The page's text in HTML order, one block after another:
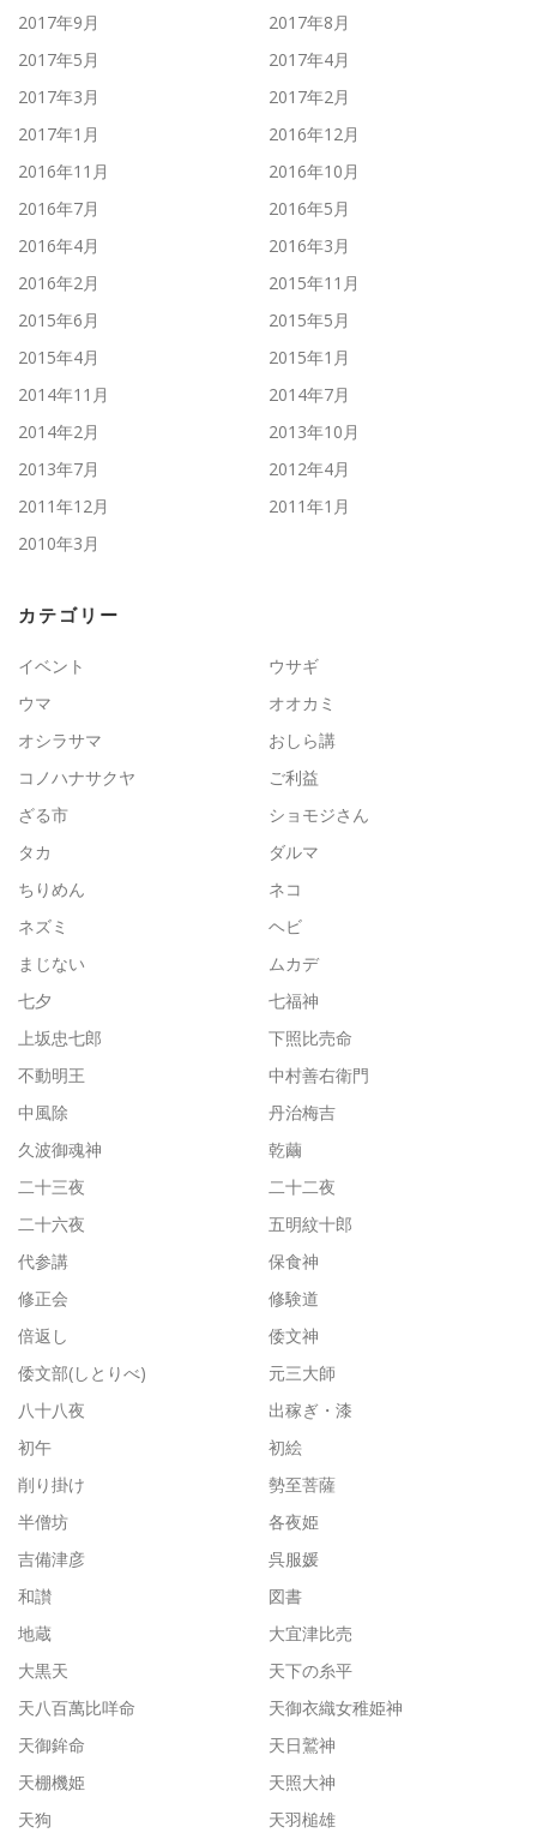
2017年9月
2017年8月
2017年5月
2017年4月
2017年3月
2017年2月
2017年1月
2016年12月
2016年11月
2016年10月
2016年7月
2016年5月
2016年4月
2016年3月
2016年2月
2015年11月
2015年6月
2015年5月
2015年4月
2015年1月
2014年11月
2014年7月
2014年2月
2013年10月
2013年7月
2012年4月
2011年12月
2011年1月
2010年3月
カテゴリー
イベント
ウサギ
ウマ
オオカミ
オシラサマ
おしら講
コノハナサクヤ
ご利益
ざる市
ショモジさん
タカ
ダルマ
ちりめん
ネコ
ネズミ
ヘビ
まじない
ムカデ
七夕
七福神
上坂忠七郎
下照比売命
不動明王
中村善右衛門
中風除
丹治梅吉
久波御魂神
乾繭
二十三夜
二十二夜
二十六夜
五明紋十郎
代参講
保食神
修正会
修験道
倍返し
倭文神
倭文部(しとりべ)
元三大師
八十八夜
出稼ぎ・漆
初午
初絵
削り掛け
勢至菩薩
半僧坊
各夜姫
吉備津彦
呉服媛
和讃
図書
地蔵
大宜津比売
大黒天
天下の糸平
天八百萬比咩命
天御衣織女稚姫神
天御鉾命
天日鷲神
天棚機姫
天照大神
天狗
天羽槌雄